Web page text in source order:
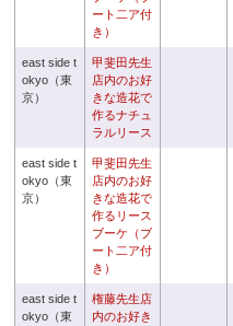
ート二ア付
き）
east side t
okyo（東
京）
甲斐田先生
店内のお好
きな造花で
作るナチュ
ラルリース
east side t
okyo（東
京）
甲斐田先生
店内のお好
きな造花で
作るリース
ブーケ（ブ
ート二ア付
き）
east side t
okyo（東
権藤先生店
内のお好き